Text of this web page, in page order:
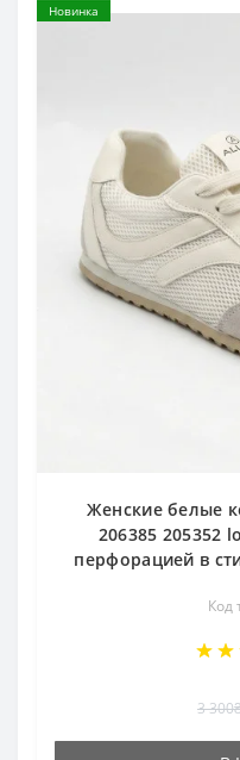
Новинка
Женские белые
206385 205352
перфорацией в
Код
3